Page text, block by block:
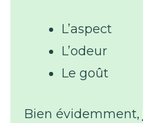
L’aspect
L’odeur
Le goût
Bien évidemment,